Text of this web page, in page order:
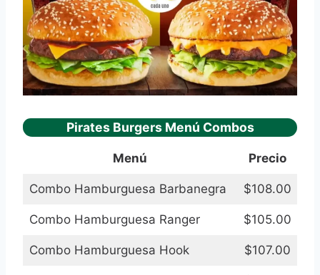
Pirates Burgers Menú Combos
Menú Precio
Combo Hamburguesa Barbanegra $108.00
Combo Hamburguesa Ranger $105.00
Combo Hamburguesa Hook $107.00